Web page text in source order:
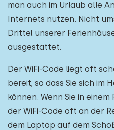
man auch im Urlaub alle
Internets nutzen. Nicht
Drittel unserer
ausgestattet.
Der WiFi-Code liegt oft
bereit, so dass Sie sich im
können. Wenn Sie in
der WiFi-Code oft an der
dem Laptop auf dem